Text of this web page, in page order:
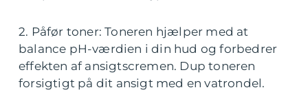
2. Påfør toner: Toneren hjælper med at
balance pH-værdien i din hud og forbedrer
effekten af ansigtscremen. Dup toneren
forsigtigt på dit ansigt med en vatrondel.